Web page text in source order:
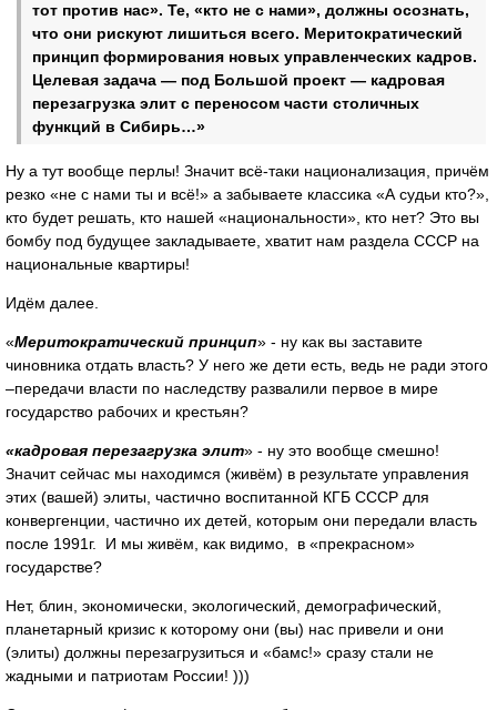
тот против нас». Те, «кто не с нами», должны осознать,
что они рискуют лишиться всего. Меритократический
принцип формирования новых управленческих кадров.
Целевая задача — под Большой проект — кадровая
перезагрузка элит с переносом части столичных
функций в Сибирь…»
Ну а тут вообще перлы! Значит всё-таки национализация, причём
резко «не с нами ты и всё!» а забываете классика «А судьи кто?»,
кто будет решать, кто нашей «национальности», кто нет? Это вы
бомбу под будущее закладываете, хватит нам раздела СССР на
национальные квартиры!
Идём далее.
«Меритократический принцип» - ну как вы заставите
чиновника отдать власть? У него же дети есть, ведь не ради этого
–передачи власти по наследству развалили первое в мире
государство рабочих и крестьян?
«кадровая перезагрузка элит» - ну это вообще смешно!
Значит сейчас мы находимся (живём) в результате управления
этих (вашей) элиты, частично воспитанной КГБ СССР для
конвергенции, частично их детей, которым они передали власть
после 1991г. И мы живём, как видимо, в «прекрасном»
государстве?
Нет, блин, экономически, экологический, демографический,
планетарный кризис к которому они (вы) нас привели и они
(элиты) должны перезагрузиться и «бамс!» сразу стали не
жадными и патриотам России! )))